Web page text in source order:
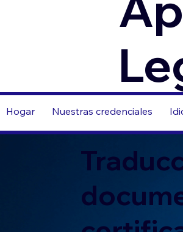
Hogar Nuestras credenciales